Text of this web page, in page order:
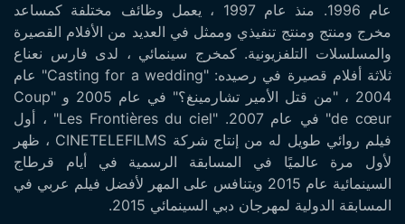
عام 1996. منذ عام 1997 ، يعمل وظائف مختلفة كمساعد
مخرج ومنتج ومنتج تنفيذي وممثل في العديد من الأفلام القصيرة
والمسلسلات التلفزيونية. كمخرج سينمائي ، لدى فارس نعناع
ثلاثة أفلام قصيرة في رصيده: "Casting for a wedding" عام
2004 ، "من قتل الأمير تشارمينغ؟" في عام 2005 و "Coup
de cœur" في عام 2007. "Les Frontières du ciel" ، أول
فيلم روائي طويل له من إنتاج شركة CINETELEFILMS ، ظهر
لأول مرة عالميًا في المسابقة الرسمية في أيام قرطاج
السينمائية عام 2015 ويتنافس على المهر لأفضل فيلم عربي في
المسابقة الدولية لمهرجان دبي السينمائي 2015.